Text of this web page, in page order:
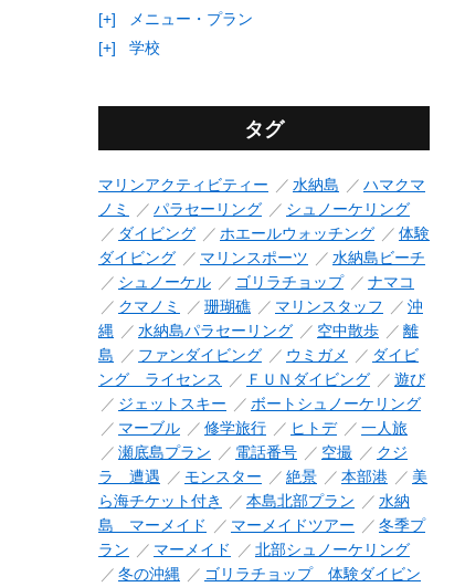
[+]
メニュー・プラン
[+]
学校
タグ
マリンアクティビティー 水納島
ハマクマ
ノミ
パラセーリング
シュノーケリング
ダイビング
ホエールウォッチング
体験
ダイビング
マリンスポーツ
水納島ビーチ
シュノーケル
ゴリラチョップ
ナマコ
クマノミ
珊瑚礁 マリンスタッフ
沖
縄
水納島パラセーリング 空中散歩
離
島
ファンダイビング ウミガメ
ダイビ
ング ライセンス
ＦＵＮダイビング
遊び
ジェットスキー
ボートシュノーケリング
マーブル
修学旅行 ヒトデ
一人旅
瀬底島プラン
電話番号 空撮
クジ
ラ 遭遇
モンスター 絶景 本部港
美
ら海チケット付き
本島北部プラン
水納
島 マーメイド
マーメイドツアー
冬季プ
ラン
マーメイド
北部シュノーケリング
冬の沖縄
ゴリラチョップ 体験ダイビン